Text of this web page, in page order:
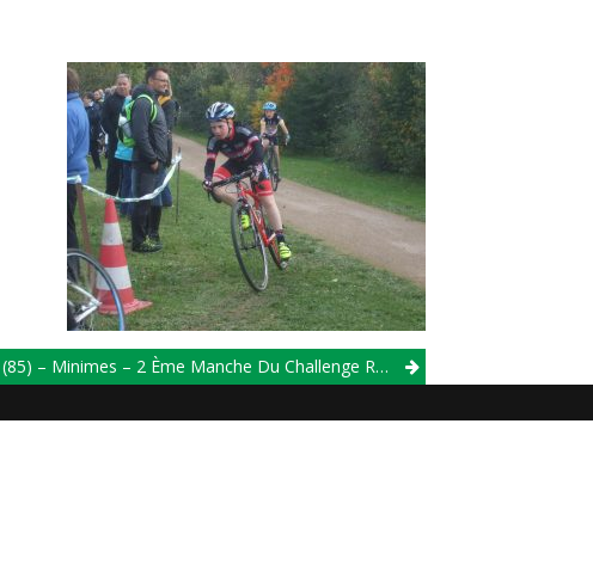
– Minimes – 2 Ème Manche Du Challenge Régional